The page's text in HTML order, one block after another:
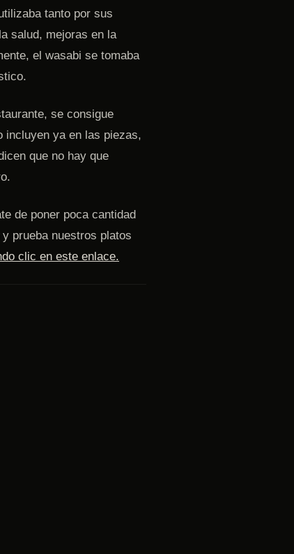
tanto por sus
salud, mejoras en la
el wasabi se tomaba
se consigue
incluyen ya en las piezas,
que no hay que
de poner poca cantidad
prueba nuestros platos
clic en este enlace.